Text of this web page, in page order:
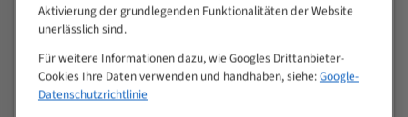
Verstärkter HSS m42 für die
Metallzerspanung
Länge (mm) : 2035
0 Bewertungen
Verstärkter HSS m42 für die
Länge (mm) : 2035
0 Bewertungen
Aktivierung der grundlegenden Funktionalitäten der Website
unerlässlich sind.
Für weitere Informationen dazu, wie Googles Drittanbieter-
Cookies Ihre Daten verwenden und handhaben, siehe:Google-
Datenschutzrichtlinie